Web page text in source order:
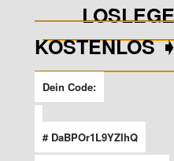
KOSTENLOS
Dein Code:
# DaBPOr1L9YZIhQ